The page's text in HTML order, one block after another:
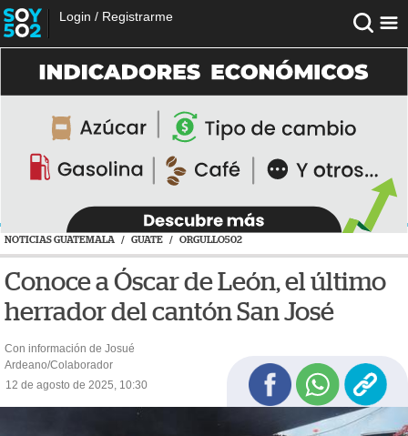
Login / Registrarme
NOTICIAS GUATEMALA / GUATE / ORGULLO502
Conoce a Óscar de León, el último
herrador del cantón San José
Con información de Josué
Ardeano/Colaborador
12 de agosto de 2025, 10:30